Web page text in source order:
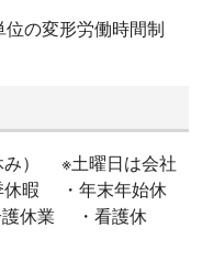
の変形労働時間制
み） ※土曜日は会社
休暇 ・年末年始休
休業 ・看護休